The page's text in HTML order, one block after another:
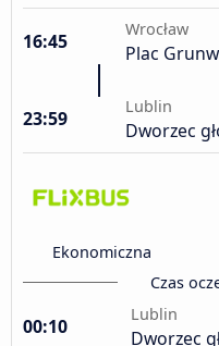
16:45
Wrocław
Plac
23:59
Lublin
Dworzec
Ekonomiczna
Czas
00:10
Lublin
Dworzec